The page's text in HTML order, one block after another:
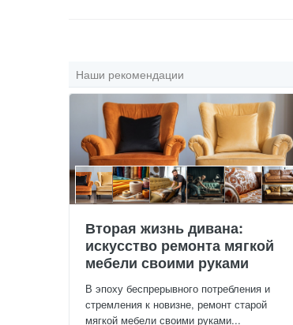
Наши рекомендации
Вторая жизнь дивана:
искусство ремонта мягкой
мебели своими руками
В эпоху беспрерывного потребления и
стремления к новизне, ремонт старой
мягкой мебели своими руками...